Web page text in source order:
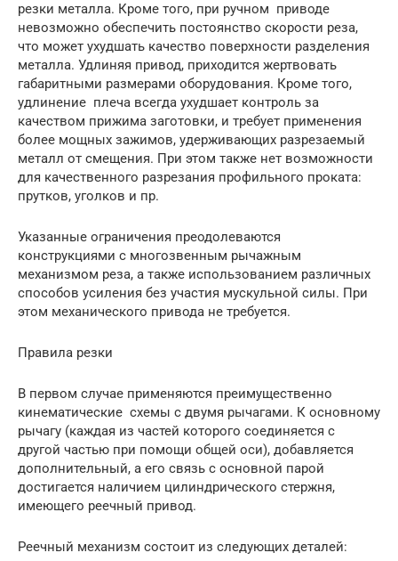
резки металла. Кроме того, при ручном приводе
невозможно обеспечить постоянство скорости реза,
что может ухудшать качество поверхности разделения
металла. Удлиняя привод, приходится жертвовать
габаритными размерами оборудования. Кроме того,
удлинение плеча всегда ухудшает контроль за
качеством прижима заготовки, и требует применения
более мощных зажимов, удерживающих разрезаемый
металл от смещения. При этом также нет возможности
для качественного разрезания профильного проката:
прутков, уголков и пр.
Указанные ограничения преодолеваются
конструкциями с многозвенным рычажным
механизмом реза, а также использованием различных
способов усиления без участия мускульной силы. При
этом механического привода не требуется.
Правила резки
В первом случае применяются преимущественно
кинематические схемы с двумя рычагами. К основному
рычагу (каждая из частей которого соединяется с
другой частью при помощи общей оси), добавляется
дополнительный, а его связь с основной парой
достигается наличием цилиндрического стержня,
имеющего реечный привод.
Реечный механизм состоит из следующих деталей: